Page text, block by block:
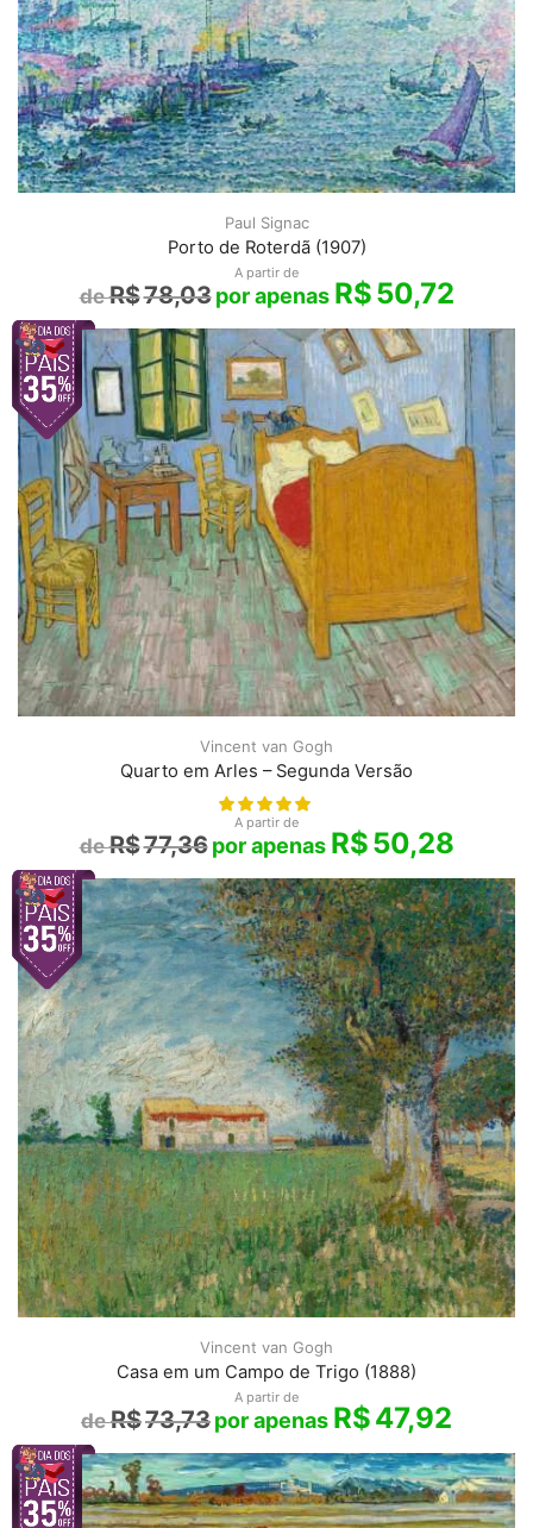
Paul Signac
Porto de Roterdã (1907)
A partir de
R$78,03 R$50,72
Vincent van Gogh
Quarto em Arles – Segunda Versão
A partir de
R$77,36 R$50,28
Vincent van Gogh
Casa em um Campo de Trigo (1888)
A partir de
R$73,73 R$47,92